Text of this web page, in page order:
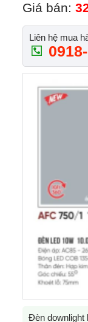
Giá bán:
Liên hệ mua
Đèn downlight